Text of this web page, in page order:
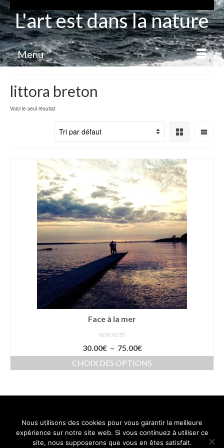
L'art est dans la nature
Menu
littora breton
Voici le seul résultat
Face à la mer
NON NOTÉ
30.00€ – 75.00€Plage
de
prix :
75.00€
CHOIX DES OPTIONS
a
Les
options
peuvent
Contact
Conditions générales de vente
Politique de confidentialité
Nous utilisons des cookies pour vous garantir la meilleure
expérience sur notre site web. Si vous continuez à utiliser ce
site, nous supposerons que vous en êtes satisfait.